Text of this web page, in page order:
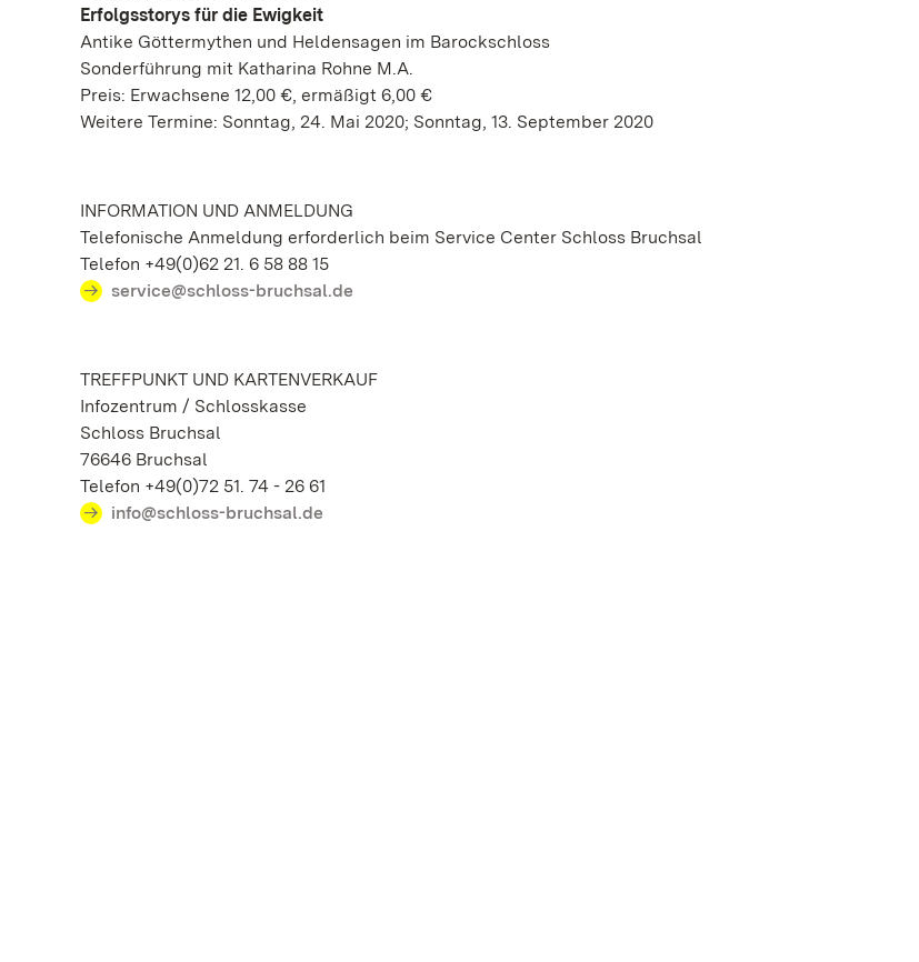
Erfolgsstorys für die Ewigkeit
Antike Göttermythen und Heldensagen im Barockschloss
Sonderführung mit Katharina Rohne M.A.
Preis: Erwachsene 12,00 €, ermäßigt 6,00 €
Weitere Termine: Sonntag, 24. Mai 2020; Sonntag, 13. September 2020
INFORMATION UND ANMELDUNG
Telefonische Anmeldung erforderlich beim Service Center Schloss Bruchsal
Telefon +49(0)62 21. 6 58 88 15
service@schloss-bruchsal.de
TREFFPUNKT UND KARTENVERKAUF
Infozentrum / Schlosskasse
Schloss Bruchsal
76646 Bruchsal
Telefon +49(0)72 51. 74 - 26 61
info@schloss-bruchsal.de